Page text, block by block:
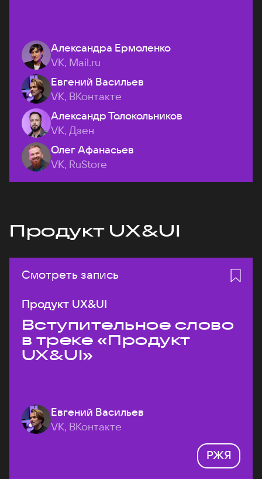
Александра Ермоленко
VK, Mail.ru
Евгений Васильев
VK, ВКонтакте
Александр Толокольников
VK, Дзен
Олег Афанасьев
VK, RuStore
Продукт UX&UI
Смотреть запись
Продукт UX&UI
Вступительное слово
в треке «Продукт
UX&UI»
Евгений Васильев
VK, ВКонтакте
РЖЯ